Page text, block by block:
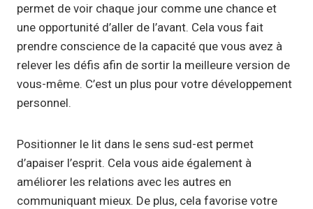
permet de voir chaque jour comme une chance et
une opportunité d’aller de l’avant. Cela vous fait
prendre conscience de la capacité que vous avez à
relever les défis afin de sortir la meilleure version de
vous-même. C’est un plus pour votre développement
personnel.
Positionner le lit dans le sens sud-est permet
d’apaiser l’esprit. Cela vous aide également à
améliorer les relations avec les autres en
communiquant mieux. De plus, cela favorise votre